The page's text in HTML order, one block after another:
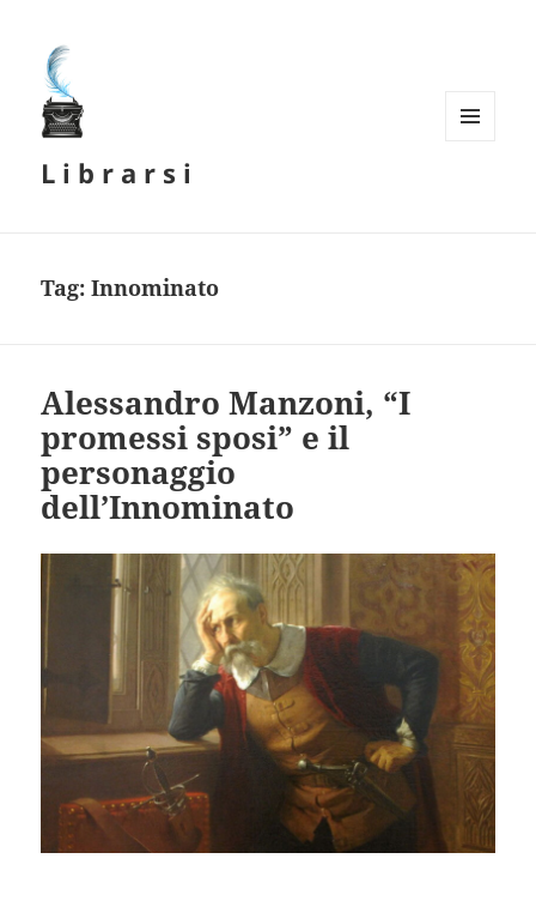
L i b r a r s i
Tag:Innominato
Alessandro Manzoni, “I
promessi sposi” e il
personaggio
dell’Innominato